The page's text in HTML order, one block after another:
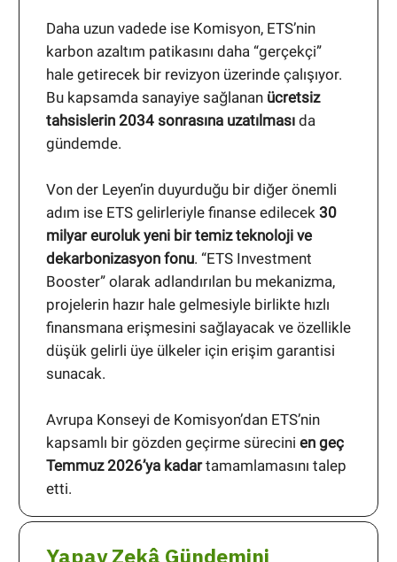
Daha uzun vadede ise Komisyon, ETS’nin
karbon azaltım patikasını daha “gerçekçi”
hale getirecek bir revizyon üzerinde çalışıyor.
Bu kapsamda sanayiye sağlanan ücretsiz
tahsislerin 2034 sonrasına uzatılması da
gündemde.
Von der Leyen’in duyurduğu bir diğer önemli
adım ise ETS gelirleriyle finanse edilecek 30
milyar euroluk yeni bir temiz teknoloji ve
dekarbonizasyon fonu. “ETS Investment
Booster” olarak adlandırılan bu mekanizma,
projelerin hazır hale gelmesiyle birlikte hızlı
finansmana erişmesini sağlayacak ve özellikle
düşük gelirli üye ülkeler için erişim garantisi
sunacak.
Avrupa Konseyi de Komisyon’dan ETS’nin
kapsamlı bir gözden geçirme sürecini en geç
Temmuz 2026’ya kadartamamlamasını talep
etti.
Yapay Zekâ Gündemini